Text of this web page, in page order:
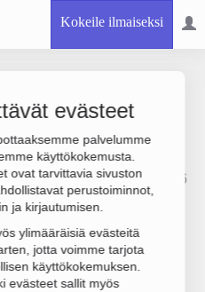
Kokeile ilmaiseksi
evästeet
palvelumme
käyttökokemusta.
ovat tarvittavia sivuston
perustoiminnot,
ja kirjautumisen.
ylimääräisiä evästeitä
jotta voimme tarjota
käyttökokemuksen.
evästeet sallit myös
Oy
on 211 000 € ja tulos 6
luokittelematon muu
vakuutus- ja
1978 ja sijainti
Osakeyhtiö (OY).